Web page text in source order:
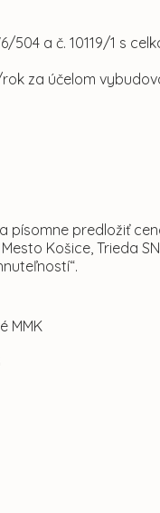
504 a č. 10119/1 s
rok za účelom
predložiť
Košice, Trieda
MMK